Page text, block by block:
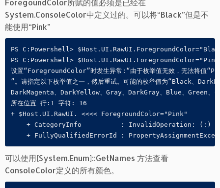
ForegoundColor所赋的值必须是已经在
System.ConsoleColor中定义过的。可以将“Black”但是不
能使用“Pink”
PS C:Powershell>
PS C:Powershell>
设置“ForegroundColor”时发生异常:“由于枚举值无效，无法将值
”。请指定以下枚举值之一，然后重试。可能的枚举值为“Black、
DarkMagenta、DarkYellow、Gray、DarkGray、Blue、Green、
所在位置 行:1 字符: 16
+ $Host.UI.RawUI. <<<< ForegroundColor="Pink"
+ CategoryInfo          : InvalidOperation: (:)
+ FullyQualifiedErrorId :
可以使用[System.Enum]::GetNames 方法查看
ConsoleColor定义的所有颜色。